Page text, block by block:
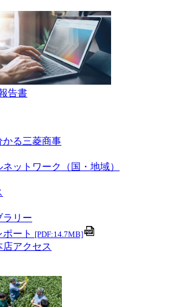
告書
かる三菱商事
ットワーク（国・地域）
ラリー
ート [PDF:14.7MB]
アクセス